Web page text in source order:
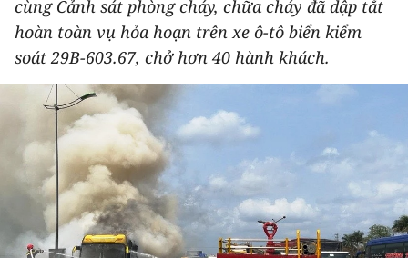
PHÁP LUẬT
DU LỊCH
THẾ GIỚI
THỂ THAO
GIÁO DỤC
Y TẾ
cùng Cảnh sát phòng cháy, chữa cháy đã dập tắt
hoàn toàn vụ hỏa hoạn trên xe ô-tô biển kiểm
soát 29B-603.67, chở hơn 40 hành khách.